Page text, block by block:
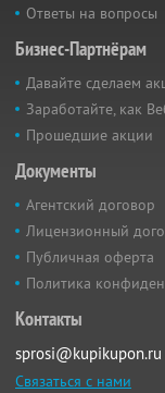
Ответы на вопросы
Бизнес-Партнёрам
Давайте сделаем
Заработайте, как
Прошедшие акции
Документы
Агентский договор
Лицензионный
Публичная оферта
Политика
Контакты
sprosi@kupikupon.ru
Связаться с нами